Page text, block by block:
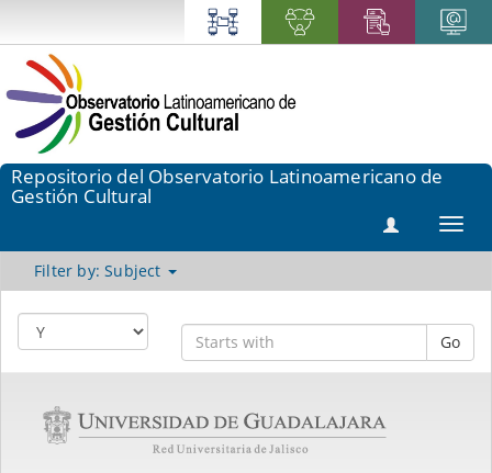
Repositorio del Observatorio Latinoamericano de
Gestión Cultural
Filter by: Subject
Go